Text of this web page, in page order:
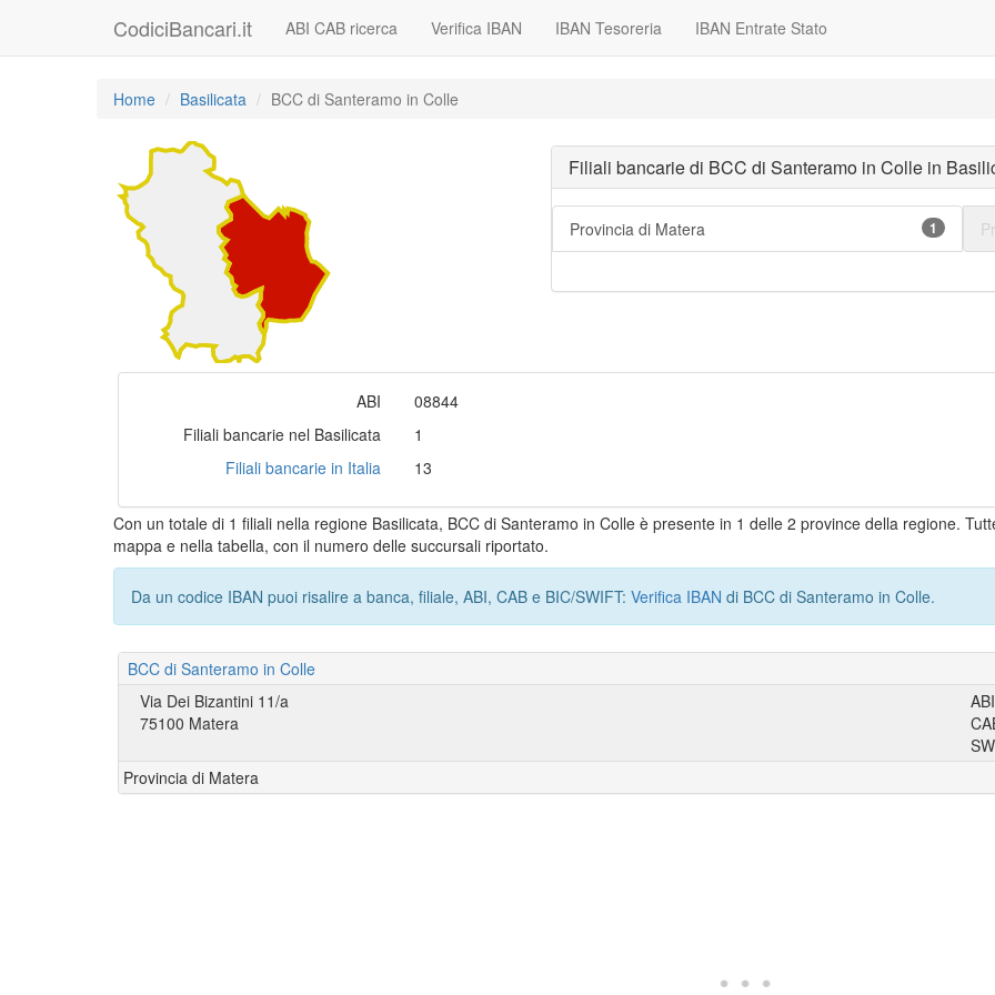
CodiciBancari.it ABI CAB ricerca Verifica IBAN IBAN Tesoreria IBAN Entrate Stato
Home Basilicata BCC di Santeramo in Colle
Filiali bancarie di BCC di Santeramo in Colle in
Provincia di Matera 1
ABI
08844
Filiali bancarie nel Basilicata
1
Filiali bancarie in Italia
13
Con un totale di 1 filiali nella regione Basilicata, BCC di Santeramo in Colle è presente in 1 delle 2 province della regione.
mappa e nella tabella, con il numero delle succursali riportato.
Da un codice IBAN puoi risalire a banca, filiale, ABI, CAB e BIC/SWIFT: Verifica IBAN di BCC di Santeramo in Colle.
BCC di Santeramo in Colle
Via Dei Bizantini 11/a
75100 Matera
Provincia di Matera